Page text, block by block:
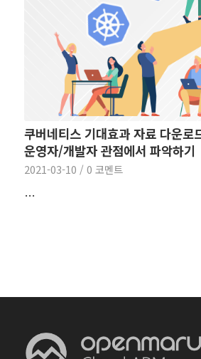
쿠버네티스 기대효과 자료 다운로
운영자/개발자 관점에서 파악하기
2021-03-10 / 0 코멘트
…